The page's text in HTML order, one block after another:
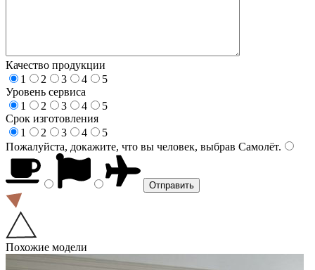
Качество продукции
1
2 3 4
5
Уровень сервиса
1
2 3 4
5
Срок изготовления
1
2 3 4
5
Пожалуйста, докажите, что вы человек, выбрав Самолёт.
Похожие модели